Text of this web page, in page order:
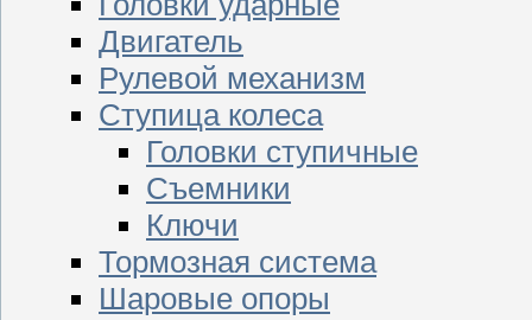
Двигатель
Рулевой механизм
Ступица колеса
Головки ступичные
Съемники
Ключи
Тормозная система
Шаровые опоры